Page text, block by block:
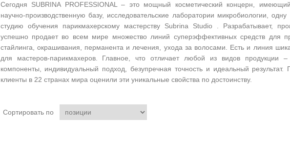
Сегодня SUBRINA PROFESSIONAL – это мощный косметический концерн,
научно-производственную базу, исследовательские лаборатории микробиологии,
студию обучения парикмахерскому мастерству Subrina Studiо . Разрабатывает,
успешно продает во всем мире множество линий суперэффективных средств для
стайлинга, окрашивания, перманента и лечения, ухода за волосами. Есть и линия
для мастеров-парикмахеров. Главное, что отличает любой из видов продукции –
компоненты, индивидуальный подход, безупречная точность и идеальный
клиенты в 22 странах мира оценили эти уникальные свойства по достоинству.
Сортировать по